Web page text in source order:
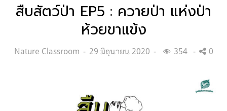
สืบสัตว์ป่า EP5 : ควายป่า แห่งป่า
ห้วยขาแข้ง
Categories:
Nature Classroom
Posted
29 มิถุนายน 2020 354 0